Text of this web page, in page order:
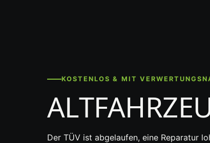
KOSTENLOS & MIT
Der TÜV ist abgelaufen, eine Reparatur